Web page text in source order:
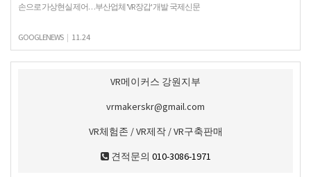
손으로 가상현실 제어…부산업체 'VR 장갑' 개발 국제신문
GOOGLENEWS | 11.24
VR메이커스 강원지부
vrmakerskr@gmail.com
VR체험존 / VR제작 / VR구축판매
견적문의 010-3086-1971